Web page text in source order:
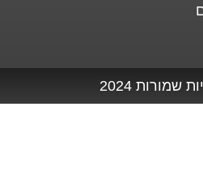
שמורות 2024